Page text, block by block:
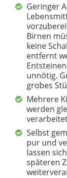
Geringer
Birnen
keine
entfernt
unnötig.
grobes
Mehrere
werden
Selbst
pur und
lassen
späteren